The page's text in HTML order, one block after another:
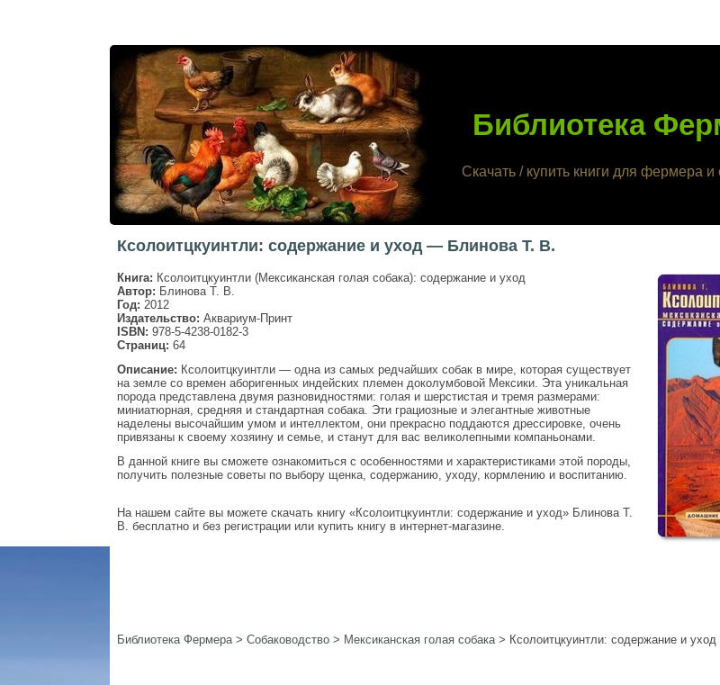
Библиотека
Скачать / купить книги для фермера и
Ксолоитцкуинтли: содержание и уход — Блинова Т. В.
Книга: Ксолоитцкуинтли (Мексиканская голая собака): содержание и уход
Автор: Блинова Т. В.
Год: 2012
Издательство: Аквариум-Принт
ISBN: 978-5-4238-0182-3
Страниц: 64
Описание: Ксолоитцкуинтли — одна из самых редчайших собак в мире, которая существует
на земле со времен аборигенных индейских племен доколумбовой Мексики. Эта уникальная
порода представлена двумя разновидностями: голая и шерстистая и тремя размерами:
миниатюрная, средняя и стандартная собака. Эти грациозные и элегантные животные
наделены высочайшим умом и интеллектом, они прекрасно поддаются дрессировке, очень
привязаны к своему хозяину и семье, и станут для вас великолепными компаньонами.
В данной книге вы сможете ознакомиться с особенностями и характеристиками этой породы,
получить полезные советы по выбору щенка, содержанию, уходу, кормлению и воспитанию.
На нашем сайте вы можете скачать книгу «Ксолоитцкуинтли: содержание и уход» Блинова Т.
В. бесплатно и без регистрации или купить книгу в интернет-магазине.
Библиотека Фермера> Собаководство > Мексиканская голая собака> Ксолоитцкуинтли: содержание и